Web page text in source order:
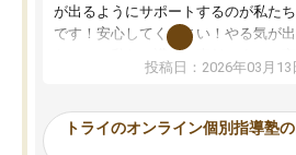
が出るようにサポートするのが私たち
です！安心してください！やる気が出
ないのは私たち講師の責任です」と言
ってくださり、確かに！と考えて、思
ったんですが、学生の先生から学ぶこ
投稿日：2026年03月13
トライのオンライン個別指導塾